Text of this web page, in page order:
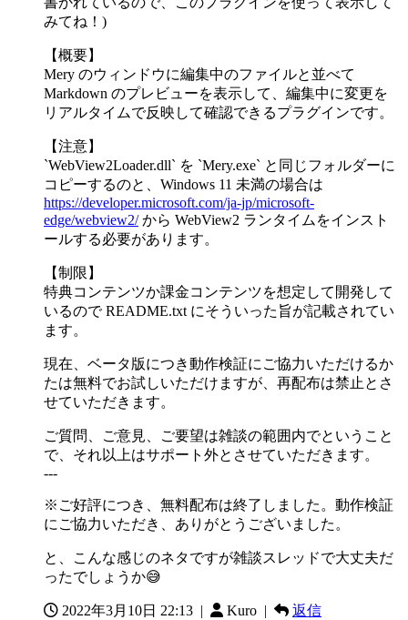
みてね！)
【概要】
Mery のウィンドウに編集中のファイルと並べて
Markdown のプレビューを表示して、編集中に変更を
リアルタイムで反映して確認できるプラグインです。
【注意】
`WebView2Loader.dll` を `Mery.exe` と同じフォルダーに
コピーするのと、Windows 11 未満の場合は
https://developer.microsoft.com/ja-jp/microsoft-
edge/webview2/から WebView2 ランタイムをインスト
ールする必要があります。
【制限】
特典コンテンツか課金コンテンツを想定して開発して
いるので README.txt にそういった旨が記載されてい
ます。
現在、ベータ版につき動作検証にご協力いただけるか
たは無料でお試しいただけますが、再配布は禁止とさ
せていただきます。
ご質問、ご意見、ご要望は雑談の範囲内でということ
で、それ以上はサポート外とさせていただきます。
---
※ご好評につき、無料配布は終了しました。動作検証
にご協力いただき、ありがとうございました。
と、こんな感じのネタですが雑談スレッドで大丈夫だ
ったでしょうか😅
2022年3月10日 22:13 | Kuro |
返信